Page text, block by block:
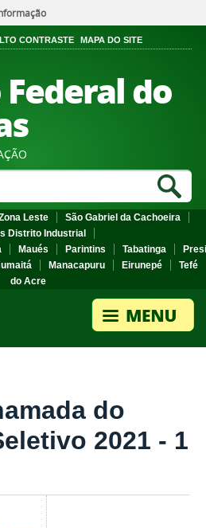
CONTRASTE MAPA DO SITE
do
Leste
São Gabriel da Cachoeira
Distrito Industrial
Maués Parintins Tabatinga
Manacapuru Eirunepé
Tefé
do Acre
do
2021 - 1